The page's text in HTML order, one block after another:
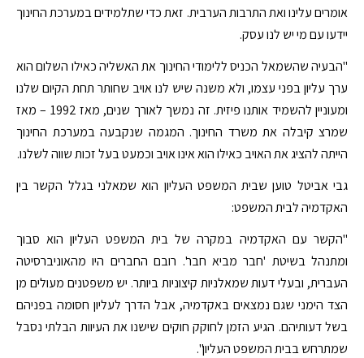
אומרים עלינו ואת התרבות הערבית. זאת כדי שתלמידים במערכת החינוך
יידעו עם מי יש לנו עסק.
"הבעיה שהשמאל הכניס ללימודי החינוך את האשליה כאילו השלום הוא
ערך עליון בפני עצמו, ולא משנה שיש לנו אויב שחותר תחת הקיום שלנו
ומעוניין להשמיד אותנו פיזית. זה נמשך לאורך שנים, מאז 1992 – מאז
שמרצ קיבלה את משרד החינוך. המגמה שנקבעה במערכת החינוך
הייתה להציג את האויב כאילו הוא אינו אויב וכמעט בעל זכות שווה לשלנו.
גבי אביטל טוען שבית המשפט העליון הוא שמאלני בגלל הקשר בין
האקדמיה לבית המשפט:
"הקשר עם האקדמיה במקרה של בית המשפט העליון הוא סבוך
ומתנהל בשיטת 'חבר מביא חבר'. רובם החברים היו מהאוניברסיטה
העברית, ובעלי דעות שמאלניות קיצוניות ביותר. יש משפטנים מעולים מן
הצד הימני שגם נמצאים באקדמיה, אבל הדרך לעליון חסומה בפניהם
בשל דעותיהם. הגיע הזמן לחוקק חוקים שישנו את העיוות הבלתי נסבל
שמתרחש בבית המשפט העליון".